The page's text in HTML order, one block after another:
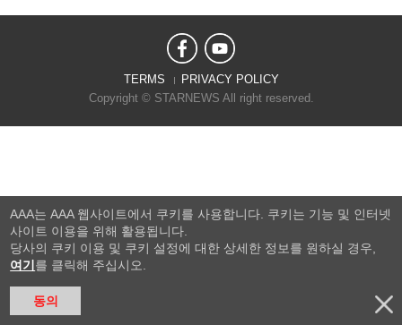
TERMS
PRIVACY POLICY
Copyright © STARNEWS All right reserved.
AAA는 AAA 웹사이트에서 쿠키를 사용합니다. 쿠키는 기능 및 인터넷
사이트 이용을 위해 활용됩니다.
당사의 쿠키 이용 및 쿠키 설정에 대한 상세한 정보를 원하실 경우,
여기 를 클릭해 주십시오.
동의